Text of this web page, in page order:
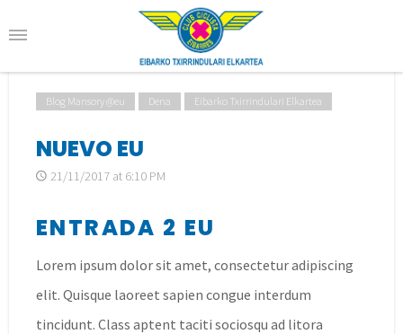
Blog Mansory @eu Dena Eibarko Txirrindulari Elkartea
NUEVO EU
21/11/2017 at 6:10 PM
ENTRADA 2 EU
Lorem ipsum dolor sit amet, consectetur adipiscing
elit. Quisque laoreet sapien congue interdum
tincidunt. Class aptent taciti sociosqu ad litora